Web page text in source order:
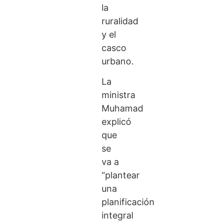
la
ruralidad
y el
casco
urbano.
La
ministra
Muhamad
explicó
que
se
va a
“plantear
una
planificación
integral